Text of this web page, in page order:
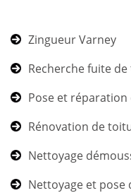
Zingueur Varney
Recherche fuite
Pose et réparation
Rénovation de
Nettoyage
Nettoyage et pose